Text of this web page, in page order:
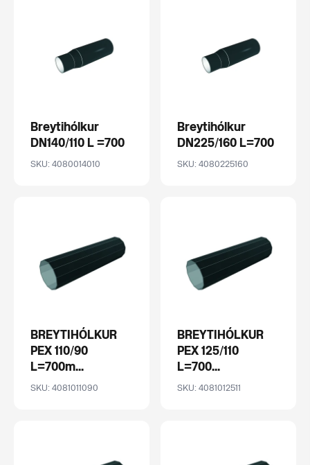
Breytihólkur
DN140/110 L =700
SKU: 4080014010
Breytihólkur
DN225/160 L=700
SKU: 4080225160
BREYTIHÓLKUR
PEX 110/90
L=700m...
SKU: 4081011090
BREYTIHÓLKUR
PEX 125/110
L=700...
SKU: 4081012511